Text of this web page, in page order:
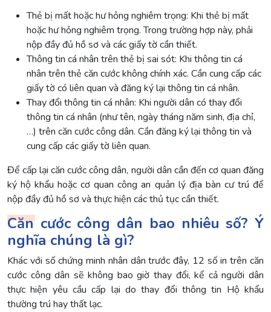
Thẻ bị mất hoặc hư hỏng nghiêm trọng: Khi thẻ bị mất
hoặc hư hỏng nghiêm trọng. Trong trường hợp này, phải
nộp đầy đủ hồ sơ và các giấy tờ cần thiết.
Thông tin cá nhân trên thẻ bị sai sót: Khi thông tin cá
nhân trên thẻ căn cước không chính xác. Cần cung cấp các
giấy tờ có liên quan và đăng ký lại thông tin cá nhân.
Thay đổi thông tin cá nhân: Khi người dân có thay đổi
thông tin cá nhân (như tên, ngày tháng năm sinh, địa chỉ,
…) trên căn cước công dân. Cần đăng ký lại thông tin và
cung cấp các giấy tờ liên quan.
Để cấp lại căn cước công dân, người dân cần đến cơ quan đăng
ký hộ khẩu hoặc cơ quan công an quản lý địa bàn cư trú để
nộp đầy đủ hồ sơ và thực hiện các thủ tục cần thiết.
Căn cước công dân bao nhiêu số? Ý
nghĩa chúng là gì?
Khác với số chứng minh nhân dân trước đây, 12 số in trên căn
cước công dân sẽ không bao giờ thay đổi, kể cả người dân
thực hiện yêu cầu cấp lại do thay đổi thông tin Hộ khẩu
thường trú hay thất lạc.